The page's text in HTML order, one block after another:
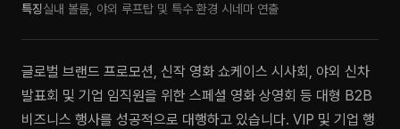
특징실내 볼룸, 야외 루프탑 및 특수 환경 시네마 연출
글로벌 브랜드 프로모션, 신작 영화 쇼케이스 시사회, 야외 신차
발표회 및 기업 임직원을 위한 스페셜 영화 상영회 등 대형 B2B
비즈니스 행사를 성공적으로 대행하고 있습니다. VIP 및 기업 행